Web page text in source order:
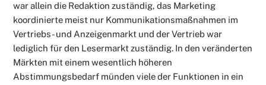
war allein die Redaktion zuständig, das Marketing
koordinierte meist nur Kommunikationsmaßnahmen im
Vertriebs- und Anzeigenmarkt und der Vertrieb war
lediglich für den Lesermarkt zuständig. In den veränderten
Märkten mit einem wesentlich höheren
Abstimmungsbedarf münden viele der Funktionen in ein